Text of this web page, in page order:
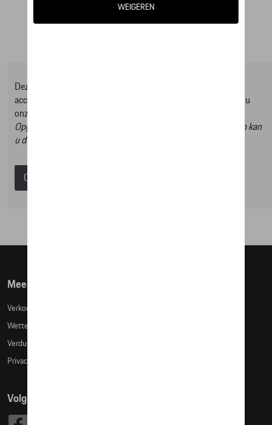
Deze online shop biedt u enkel een selectie uit ons Tequipment
accessoire gamma, om het volledige gamma te ontdekken kan u
onze Tequipment accessoire zoeker raadplegen.
Opgelet, door op deze link te klikken verlaat u de online shop en kan
u dus geen artikels online bestellen.
Catalogus Porsche
Meer info
Verkoopsvoorwaarden
Wettelijke bepalingen
Verduidelijking kledingmaten
Privacybeleid
Volg Ons